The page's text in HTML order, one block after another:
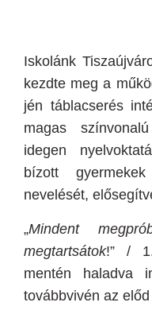
Iskolánk
kezdte meg a
jén táblacserés
magas
idegen
bízott
nevelését,
„Mindent
megtartsátok!” / 1.
mentén haladva
továbbvivén az